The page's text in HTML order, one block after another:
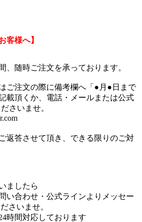
客様へ】
、随時ご注文を承っております。
ご注文の際に備考欄へ「●月●日まで
載頂くか、電話・メールまたは公式
さいませ。
返答させて頂き、できる限りのご対
ましたら
い合わせ・公式ラインよりメッセー
さいませ。
時間対応しております